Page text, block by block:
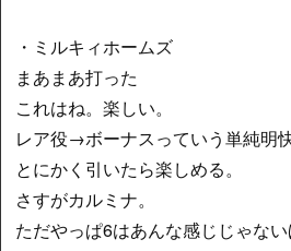
・ミルキィホームズ
まあまあ打った
これはね。楽しい。
レア役→ボーナスっていう単純明
とにかく引いたら楽しめる。
さすがカルミナ。
ただやっぱ6はあんな感じじゃない